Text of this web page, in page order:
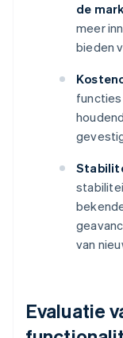
de
meer
bieden
van
Evaluatie